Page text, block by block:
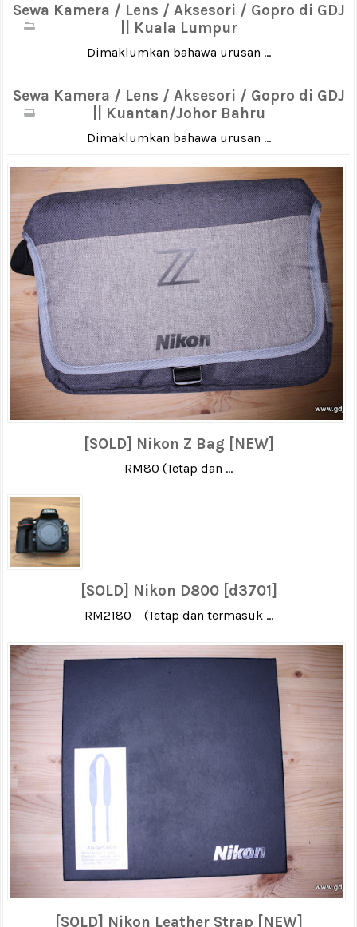
Sewa Kamera / Lens / Aksesori / Gopro di GDJ
|| Kuala Lumpur
Dimaklumkan bahawa urusan ...
Sewa Kamera / Lens / Aksesori / Gopro di GDJ
|| Kuantan/Johor Bahru
Dimaklumkan bahawa urusan ...
[SOLD] Nikon Z Bag [NEW]
RM80 (Tetap dan ...
[SOLD] Nikon D800 [d3701]
RM2180 (Tetap dan termasuk ...
[SOLD] Nikon Leather Strap [NEW]